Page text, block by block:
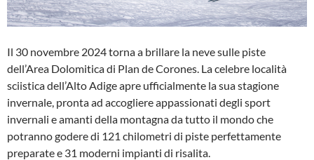
Il 30 novembre 2024 torna a brillare la neve sulle piste
dell’Area Dolomitica di Plan de Corones. La celebre località
sciistica dell’Alto Adige apre ufficialmente la sua stagione
invernale, pronta ad accogliere appassionati degli sport
invernali e amanti della montagna da tutto il mondo che
potranno godere di 121 chilometri di piste perfettamente
preparate e 31 moderni impianti di risalita.